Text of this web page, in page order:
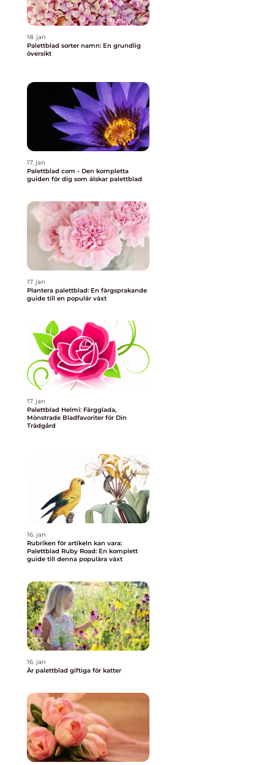
18. jan
Palettblad sorter namn: En grundlig
översikt
17. jan
Palettblad com - Den kompletta
guiden för dig som älskar palettblad
17. jan
Plantera palettblad: En färgsprakande
guide till en populär växt
17. jan
Palettblad Helmi: Färgglada,
Mönstrade Bladfavoriter för Din
Trädgård
16. jan
Rubriken för artikeln kan vara:
Palettblad Ruby Road: En komplett
guide till denna populära växt
16. jan
Är palettblad giftiga för katter